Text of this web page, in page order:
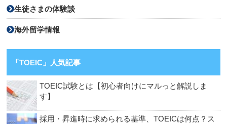
生徒さまの体験談
海外留学情報
「TOEIC」人気記事
TOEIC試験とは【初心者向けにマルっと解説しま
す】
採用・昇進時に求められる基準、TOEICは何点？ス